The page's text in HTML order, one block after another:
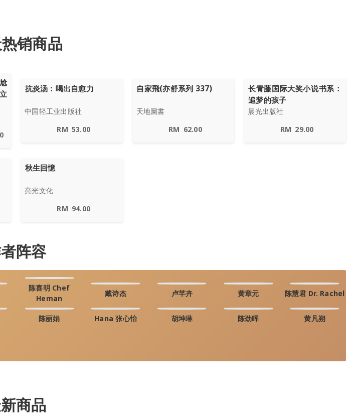
销商品
抗炎汤：喝出自愈力
中国轻工业出版社
RM 53.00
自家飛(亦舒系列 337)
天地圖書
RM 62.00
长青藤国际大奖小说书系：
追梦的孩子
晨光出版社
RM 29.00
秋生回憶
亮光文化
RM 94.00
阵容
陈喜明 Chef
Heman
戴诗杰 卢芊卉 黄章元 陈慧君 Dr. Rachel
陈丽娟 Hana 张心怡 胡坤琳 陈劲晖 黄凡朔
商品